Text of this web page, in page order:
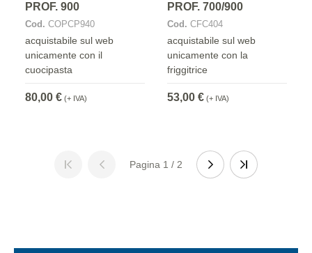
PROF. 900
Cod. COPCP940
acquistabile sul web
unicamente con il
cuocipasta
80,00 € (+ IVA)
PROF. 700/900
Cod. CFC404
acquistabile sul web
unicamente con la
friggitrice
53,00 € (+ IVA)
Pagina 1 / 2